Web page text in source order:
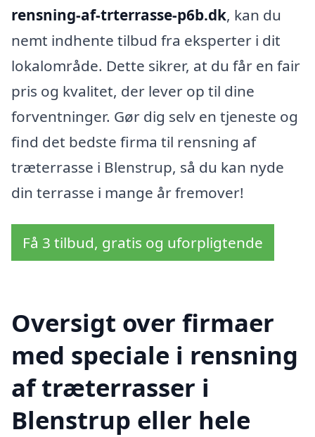
rensning-af-trterrasse-p6b.dk, kan du
nemt indhente tilbud fra eksperter i dit
lokalområde. Dette sikrer, at du får en fair
pris og kvalitet, der lever op til dine
forventninger. Gør dig selv en tjeneste og
find det bedste firma til rensning af
træterrasse i Blenstrup, så du kan nyde
din terrasse i mange år fremover!
Få 3 tilbud, gratis og uforpligtende
Oversigt over firmaer
med speciale i rensning
af træterrasser i
Blenstrup eller hele